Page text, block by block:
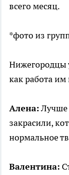
всего месяц.
*фото из
Нижегородцы
как работа им
Алена:Лучше
закрасили,
нормальное
Валентина: